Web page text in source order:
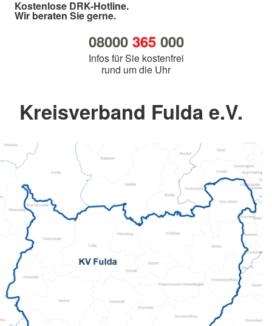
Kostenlose DRK-Hotline.
Wir beraten Sie gerne.
08000 365000
Infos für Sie kostenfrei
rund um die Uhr
Kreisverband Fulda e.V.